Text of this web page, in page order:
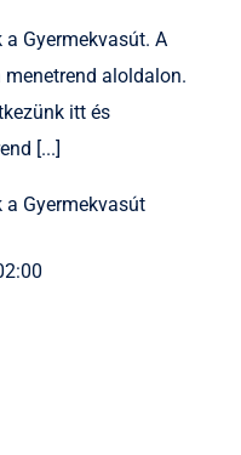
Gyermekvasút. A
menetrend aloldalon.
itt és
[...]
Gyermekvasút